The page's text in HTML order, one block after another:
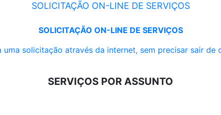
SOLICITAÇÃO ON-LINE DE SERVIÇOS
SOLICITAÇÃO ON-LINE DE SERVIÇOS
uma solicitação através da internet, sem precisar sair de
SERVIÇOS POR ASSUNTO